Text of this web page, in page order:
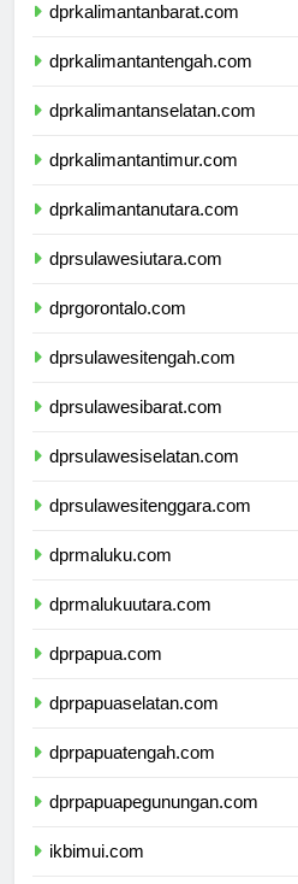
dprkalimantanbarat.com
dprkalimantantengah.com
dprkalimantanselatan.com
dprkalimantantimur.com
dprkalimantanutara.com
dprsulawesiutara.com
dprgorontalo.com
dprsulawesitengah.com
dprsulawesibarat.com
dprsulawesiselatan.com
dprsulawesitenggara.com
dprmaluku.com
dprmalukuutara.com
dprpapua.com
dprpapuaselatan.com
dprpapuatengah.com
dprpapuapegunungan.com
ikbimui.com